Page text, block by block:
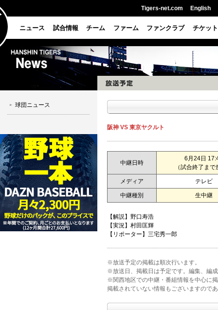
Tigers-net.com English
ニュース 試合情報 チーム ファーム ファンクラブ チケット
球団ニュース
阪神 VS 東京ヤクルト
中継日時
6月24日
（試合終了まで
メディア テレビ
中継種別 生中継
【解説】野口寿浩
【実況】村田匡輝
【リポーター】三宅秀一郎
※放送予定の掲載は順次行います。
※放送日、掲載日は予定です。編集、編
※関西地区での中継・番組情報を中心に
掲載されていない情報もございますので